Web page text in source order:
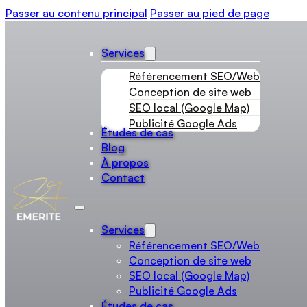
Passer au contenu principal Passer au pied de page
Services
Référencement SEO/Web
Conception de site web
SEO local (Google Map)
Publicité Google Ads
Études de cas
Blog
À propos
Contact
Services
Référencement SEO/Web
Conception de site web
SEO local (Google Map)
Publicité Google Ads